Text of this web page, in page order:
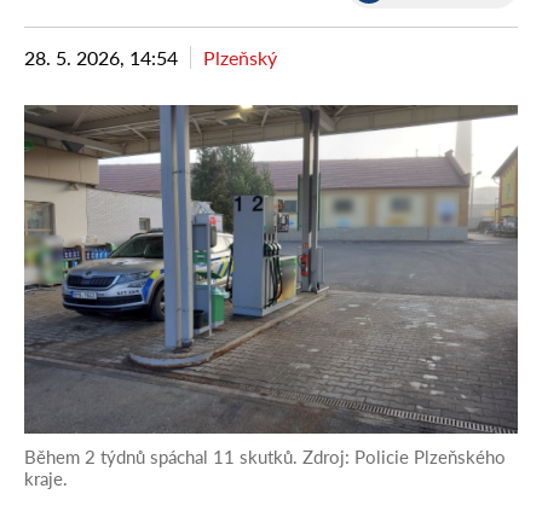
28. 5. 2026, 14:54 Plzeňský
Během 2 týdnů spáchal 11 skutků. Zdroj: Policie Plzeňského
kraje.